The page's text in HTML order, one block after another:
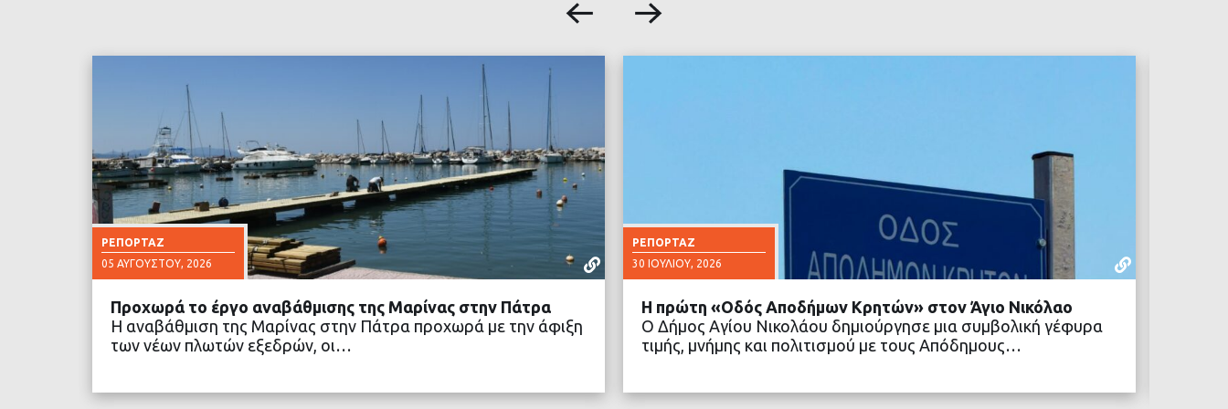
ΡΕΠΟΡΤΆΖ
05 ΑΥΓΟΎΣΤΟΥ, 2026
ΔΙΑΒΑΣΤΕ ΠΕΡΙΣΣΟΤΕΡΑ
Προχωρά το έργο αναβάθμισης της Μαρίνας στην Πάτρα
Η αναβάθμιση της Μαρίνας στην Πάτρα προχωρά με την άφιξη
των νέων πλωτών εξεδρών, οι…
ΡΕΠΟΡΤΆΖ
30 ΙΟΥΛΊΟΥ, 2026
ΔΙΑΒΑΣΤΕ ΠΕΡΙΣΣΟΤΕΡΑ
Η πρώτη «Οδός Αποδήμων Κρητών» στον Άγιο Νικόλαο
Ο Δήμος Αγίου Νικολάου δημιούργησε μια συμβολική γέφυρα
τιμής, μνήμης και πολιτισμού με τους Απόδημους…